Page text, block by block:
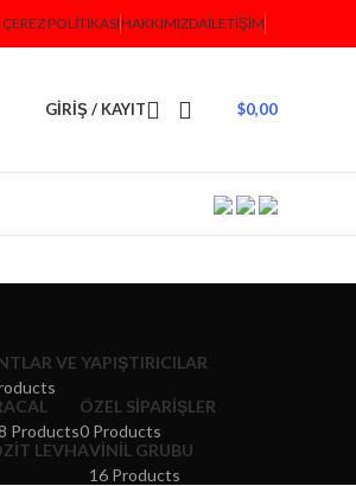
POLITIKASIHAKKIMIZDAİLETIŞIM
GIRIŞ / KAYIT $0,00
VE YAPIŞTIRICILAR
Products
ÖZEL SIPARIŞLER
0 Products
LEVHAVINIL GRUBU
16 Products